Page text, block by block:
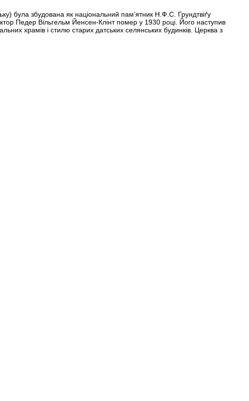
була збудована як національний пам’ятник Н.Ф.С. Грундтвіґу
Педер Вільгельм Йенсен-Клінт помер у 1930 році. Його наступив
храмів і стилю старих датських селянських будинків. Церква з